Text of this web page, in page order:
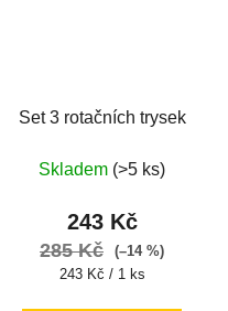
Set 3 rotačních trysek
Skladem (>5 ks)
243 Kč
285 Kč
(–14 %)
Měrná
243 Kč / 1 ks